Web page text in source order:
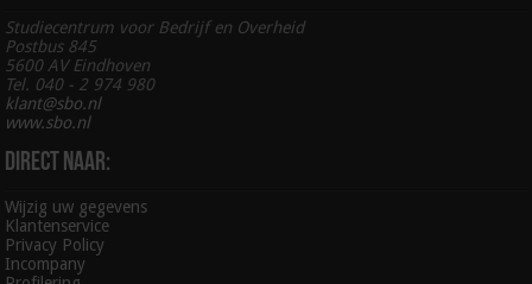
Studiecentrum voor Bedrijf en Overheid
Postbus 845
5600 AV Eindhoven
Tel. 040 - 2 974 980
klant@sbo.nl
www.sbo.nl
Direct naar:
Wijzig uw gegevens
Klantenservice
Privacy Policy
Incompany